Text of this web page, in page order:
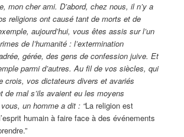
mon cher ami. D’abord, chez nous, il n’y a
religions ont causé tant de morts et de
aujourd’hui, vous êtes assis sur l’un
de l’humanité : l’extermination
gérée, des gens de confession juive. Et
parmi d’autres. Au fil de vos siècles, qui
crois, vos dictateurs divers et avariés
de mal s’ils avaient eu les moyens
un homme a dit : “La religion est
humain à faire face à des événements